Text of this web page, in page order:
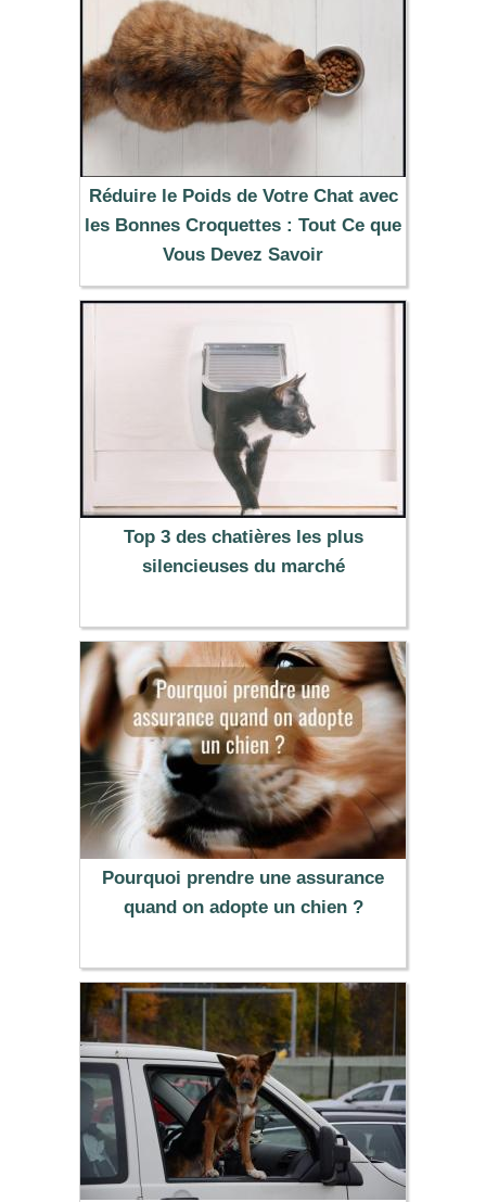
Réduire le Poids de Votre Chat avec
les Bonnes Croquettes : Tout Ce que
Vous Devez Savoir
Top 3 des chatières les plus
silencieuses du marché
Pourquoi prendre une assurance
quand on adopte un chien ?